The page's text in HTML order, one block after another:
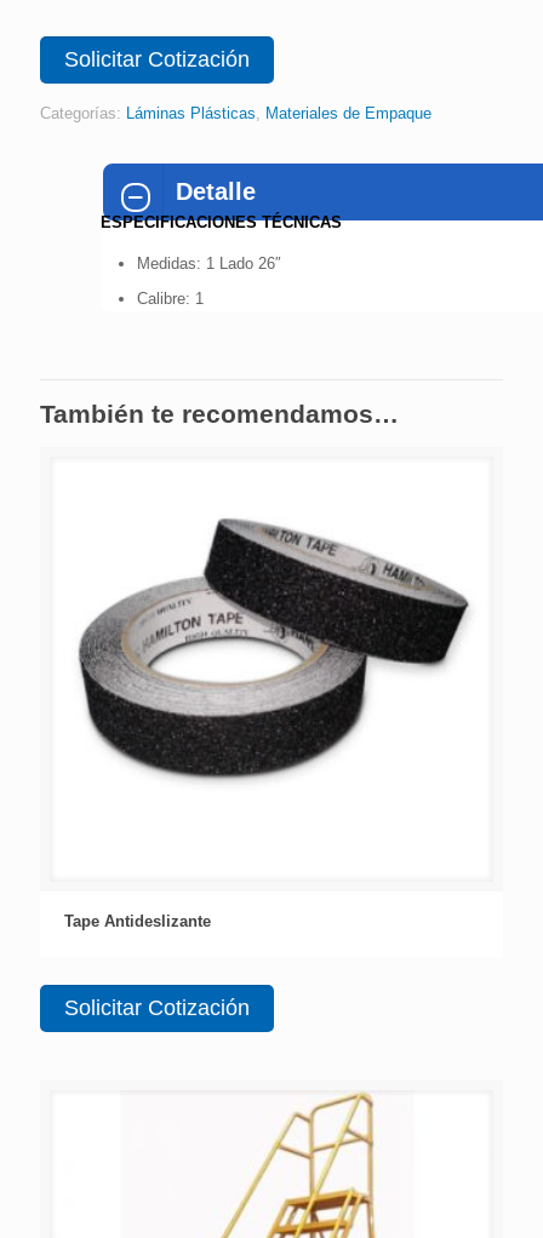
Solicitar Cotización
Categorías: Láminas Plásticas, Materiales de Empaque
Detalle
ESPECIFICACIONES TÉCNICAS
Medidas: 1 Lado 26″
Calibre: 1
También te recomendamos…
Tape Antideslizante
Solicitar Cotización